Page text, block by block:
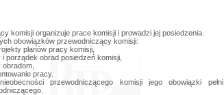
komisji organizuje prace komisji i prowadzi jej posiedzenia.
obowiązków przewodniczący komisji:
planów pracy komisji,
porządek obrad posiedzeń komisji,
pracy.
przewodniczącego komisji jego obowiązki pełni